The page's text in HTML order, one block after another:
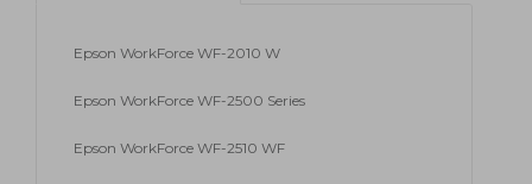
Epson WorkForce WF-2010 W
Epson WorkForce WF-2500 Series
Epson WorkForce WF-2510 WF